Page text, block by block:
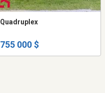
Quadruplex
755 000 $